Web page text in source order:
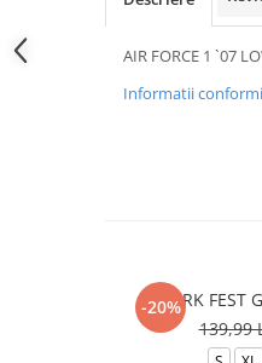
AIR FORCE 1 `07
Informatii
-20%
M J BRK FEST
139,99